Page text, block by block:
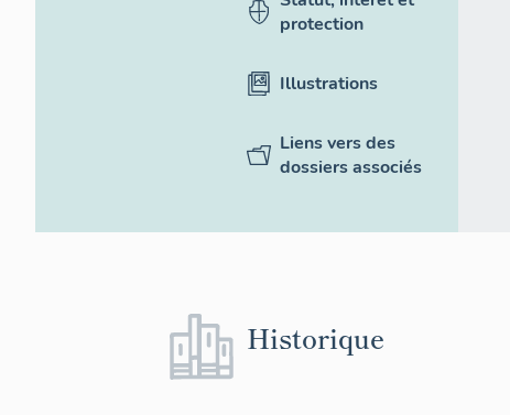
protection
Illustrations
Liens vers des
dossiers associés
Historique